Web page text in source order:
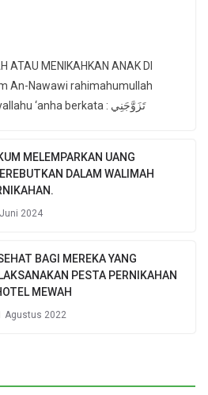
ATAU MENIKAHKAN ANAK DI
An-Nawawi rahimahumullah
Ta’ala Dari Aisyah radhiyallahu ‘anha berkata : تَزَوَّجَنِي
MELEMPARKAN UANG
DALAM WALIMAH
2024
BAGI MEREKA YANG
PESTA PERNIKAHAN
MEWAH
Agustus 2022